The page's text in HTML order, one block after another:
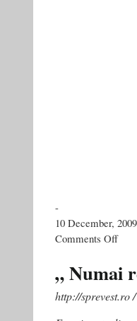
-
10 December, 2009
Comments Offon
de
„ Numai
http://sprevest.ro